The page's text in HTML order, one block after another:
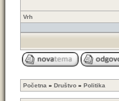
Vrh
Početna » Društvo » Politika